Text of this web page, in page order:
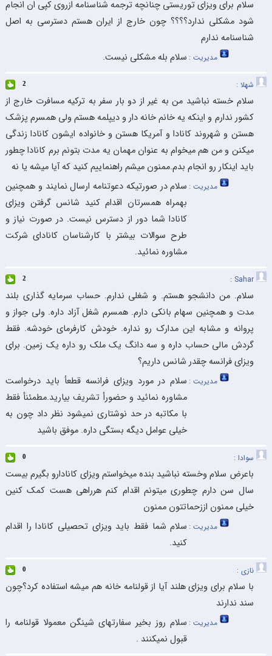
سلام برای ویزای توریستی چنانچه ترجمه شناسنامه ازروی کپی ان انجام
شود مشکلی ندارد؟؟؟؟ چون خارج از ایران هستم دسترسی به اصل
شناسنامه ندارم
مدیریت : سلام بله مشکلی نیست.
شهلا : 2
سلام خسته نباشید من به غیر از دو بار سفر به ترکیه مسافرت خارج از
کشور ندارم و اینکه یه خانم خانه دار و دیپلمه هستم ولی همسرم پزشک
هستن و شهروند کانادا و آمریکا هستن و خانواده ایشون کانادا زندگی
میکنن و من هم میخوام به عنوان مهمان یه مدت بتونم برم کانادا چطور
باید اینکار رو انجام بدم.ممنون میشم راهنماییم کنید که آیا میشه یا نه
مدیریت : سلام در صورتیکه دعوتنامه ارسال نمایند و همچنین
بهمراه همسرتان اقدام کنید شانس گرفتن ویزای
کانادا شما دور از دسترس نیست. در صورت نیاز و
طرح سوالات بیشتر با کارشناسان کانادای شرکت
مشاوره نمائید.
Sahar :
2
سلام. من دانشجو هستم. و شغلی ندارم. حساب سرمایه گذاری بلند
مدت و همچنین سهام بانکی دارم. همسرم شغل آزاد داره. ولی جواز و
پروانه و مشابه این مدارک رو نداره. خودش کارفرمای خودشه. فقط
گردش مالی حساب داره و سه دانگ یک ملک رو داره یک زمین. برای
ویزای فرانسه چقدر شانس داریم؟
مدیریت : سلام در مورد ویزای فرانسه قطعأ باید درخواست
مشاوره نمائید و حضورأ تشریف بیارید.مطمئنأ فقط
با مکاتبه در حد نوشتاری نمیشود نظر داد چون به
خیلی عوامل دیگه بستگی داره. موفق باشید
سوادا : 0
باعرض سلام وخسته نباشید بنده میخواستم ویزای کانادارو بگیرم بیست
سال سن دارم چطوری میتونم اقدام کنم هرراهی هست کمک کنین
خیلی ممنون اززحماتتون ممنون
مدیریت : سلام شما فقط باید ویزای تحصیلی کانادا را اقدام
کنید.
نازی : 0
با سلام برای ویزای هلند آیا از قولنامه خانه هم میشه استفاده کرد؟چون
سند ندارند
مدیریت : سلام روز بخیر سفارتهای شینگن معمولا قولنامه را
قبول نمیکنند .